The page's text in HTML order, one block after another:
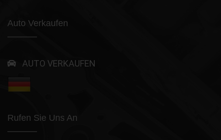
Auto Verkaufen
AUTO VERKAUFEN
Rufen Sie Uns An